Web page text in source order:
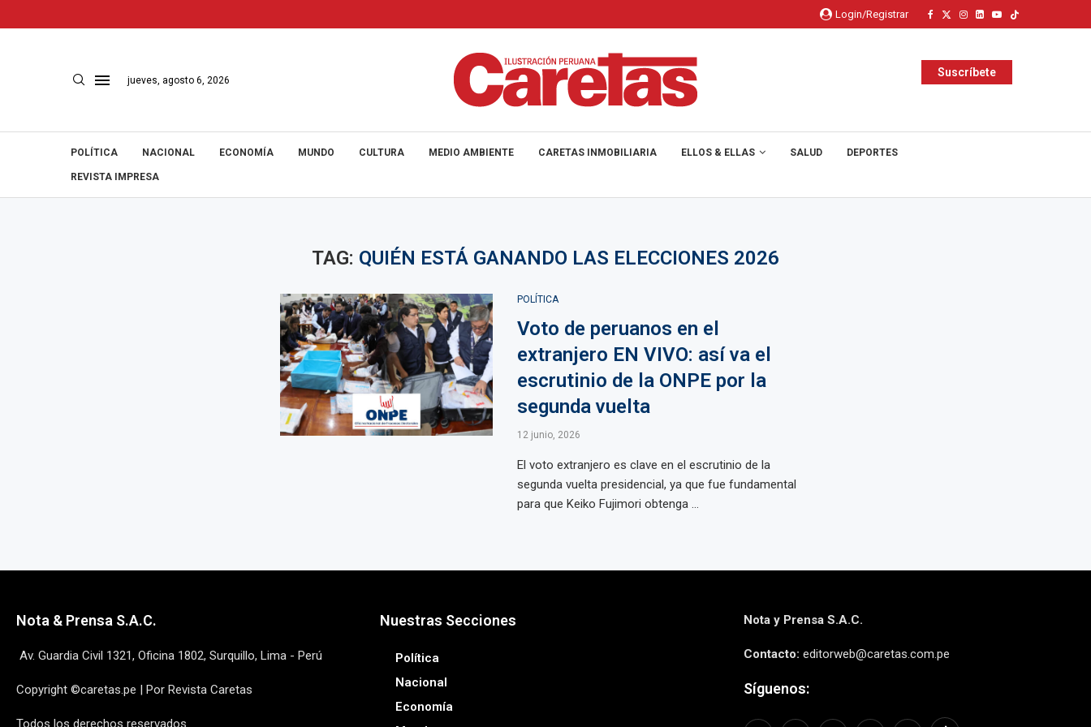
Login/Registrar
jueves, agosto 6, 2026
Suscríbete
POLÍTICA NACIONAL ECONOMÍA MUNDO CULTURA MEDIO AMBIENTE CARETAS INMOBILIARIA ELLOS & ELLAS SALUD DEPORTES
REVISTA IMPRESA
TAG: QUIÉN ESTÁ GANANDO LAS ELECCIONES 2026
POLÍTICA
Voto de peruanos en el
extranjero EN VIVO: así va el
escrutinio de la ONPE por la
segunda vuelta
12 junio, 2026
El voto extranjero es clave en el escrutinio de la
segunda vuelta presidencial, ya que fue fundamental
para que Keiko Fujimori obtenga ...
Nota & Prensa S.A.C.
Av. Guardia Civil 1321, Oficina 1802, Surquillo, Lima - Perú
Copyright ©caretas.pe | Por Revista Caretas
Todos los derechos reservados
Nuestras Secciones
Política
Nacional
Economía
Nota y Prensa S.A.C.
Contacto: editorweb@caretas.com.pe
Síguenos: